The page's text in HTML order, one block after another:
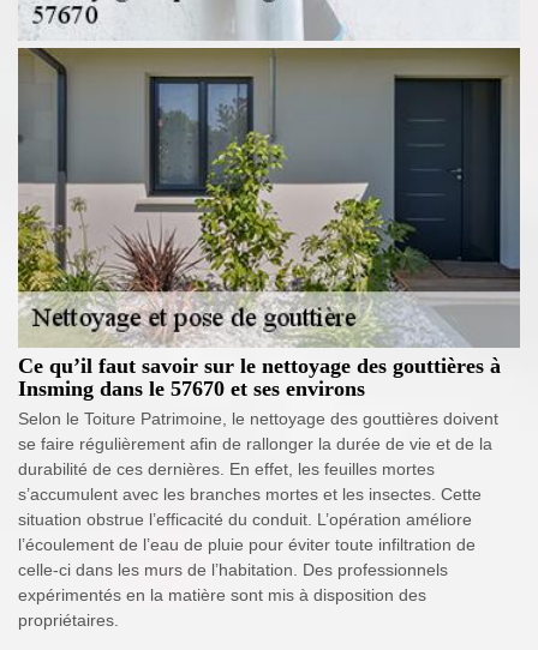
Ce qu’il faut savoir sur le nettoyage des gouttières à
Insming dans le 57670 et ses environs
Selon le Toiture Patrimoine, le nettoyage des gouttières doivent
se faire régulièrement afin de rallonger la durée de vie et de la
durabilité de ces dernières. En effet, les feuilles mortes
s’accumulent avec les branches mortes et les insectes. Cette
situation obstrue l’efficacité du conduit. L’opération améliore
l’écoulement de l’eau de pluie pour éviter toute infiltration de
celle-ci dans les murs de l’habitation. Des professionnels
expérimentés en la matière sont mis à disposition des
propriétaires.